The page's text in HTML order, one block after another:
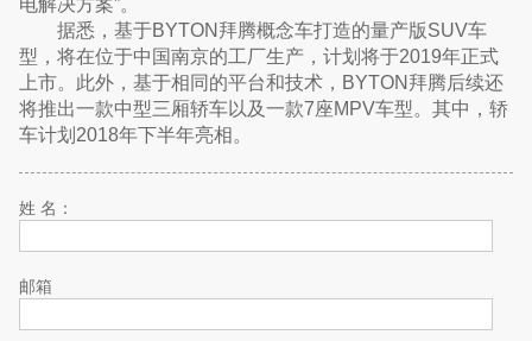
电解决方案”。
据悉，基于BYTON拜腾概念车打造的量产版SUV车
型，将在位于中国南京的工厂生产，计划将于2019年正式
上市。此外，基于相同的平台和技术，BYTON拜腾后续还
将推出一款中型三厢轿车以及一款7座MPV车型。其中，轿
车计划2018年下半年亮相。
姓 名：
邮箱